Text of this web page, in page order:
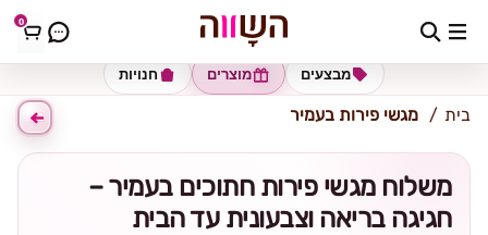
0 כתובת למשלוח הזינו כתובת
חנויות מוצרים מבצעים
בית מגשי פירות בעמיר
משלוח מגשי פירות חתוכים בעמיר –
חגיגה בריאה וצבעונית עד הבית